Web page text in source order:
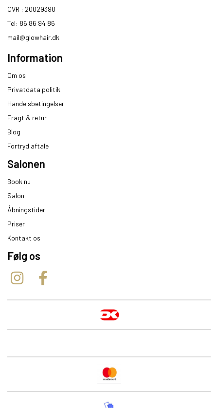
CVR : 20029390​
Tel: 86 86 94 86
mail@glowhair.dk
Information
Om os
Privatdata politik
Handelsbetingelser
Fragt & retur
Blog
Fortryd aftale
Salonen
Book nu
Salon
Åbningstider
Priser
Kontakt os
Følg os